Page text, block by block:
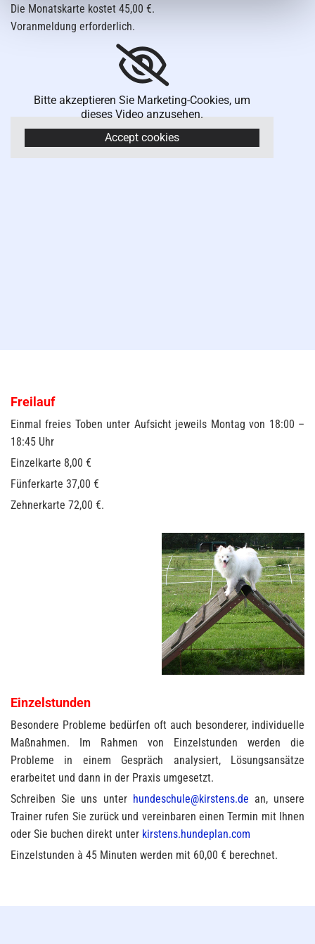
Die Monatskarte kostet 45,00 €.
Voranmeldung erforderlich.
Bitte akzeptieren Sie Marketing-Cookies, um
dieses Video anzusehen.
Accept cookies
Freilauf
Einmal freies Toben unter Aufsicht jeweils Montag von 18:00 –
18:45 Uhr
Einzelkarte 8,00 €
Fünferkarte 37,00 €
Zehnerkarte 72,00 €.
Einzelstunden
Besondere Probleme bedürfen oft auch besonderer, individuelle
Maßnahmen. Im Rahmen von Einzelstunden werden die
Probleme in einem Gespräch analysiert, Lösungsansätze
erarbeitet und dann in der Praxis umgesetzt.
Schreiben Sie uns unter hundeschule@kirstens.de an, unsere
Trainer rufen Sie zurück und vereinbaren einen Termin mit Ihnen
oder Sie buchen direkt unter kirstens.hundeplan.com
Einzelstunden à 45 Minuten werden mit 60,00 € berechnet.